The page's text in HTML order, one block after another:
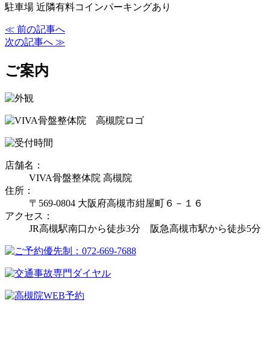
駐車場 近隣有料コインパーキングあり
≪ 前の記事へ
次の記事へ ≫
ご案内
店舗名：
VIVA骨盤整体院 高槻院
住所：
〒569-0804 大阪府高槻市紺屋町６－１６
アクセス：
JR高槻駅南口から徒歩3分 阪急高槻市駅から徒歩5分